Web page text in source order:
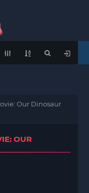
Our Dinosaur
OUR